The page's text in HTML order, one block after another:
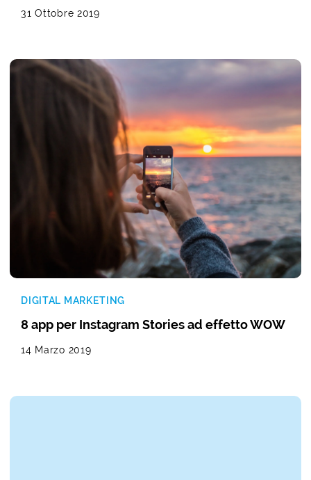
31 Ottobre 2019
DIGITAL MARKETING
8 app per Instagram Stories ad effetto WOW
14 Marzo 2019